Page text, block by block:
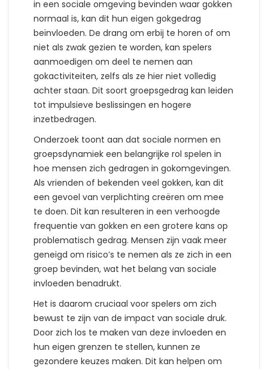
in een sociale omgeving bevinden waar gokken
normaal is, kan dit hun eigen gokgedrag
beïnvloeden. De drang om erbij te horen of om
niet als zwak gezien te worden, kan spelers
aanmoedigen om deel te nemen aan
gokactiviteiten, zelfs als ze hier niet volledig
achter staan. Dit soort groepsgedrag kan leiden
tot impulsieve beslissingen en hogere
inzetbedragen.
Onderzoek toont aan dat sociale normen en
groepsdynamiek een belangrijke rol spelen in
hoe mensen zich gedragen in gokomgevingen.
Als vrienden of bekenden veel gokken, kan dit
een gevoel van verplichting creëren om mee
te doen. Dit kan resulteren in een verhoogde
frequentie van gokken en een grotere kans op
problematisch gedrag. Mensen zijn vaak meer
geneigd om risico’s te nemen als ze zich in een
groep bevinden, wat het belang van sociale
invloeden benadrukt.
Het is daarom cruciaal voor spelers om zich
bewust te zijn van de impact van sociale druk.
Door zich los te maken van deze invloeden en
hun eigen grenzen te stellen, kunnen ze
gezondere keuzes maken. Dit kan helpen om